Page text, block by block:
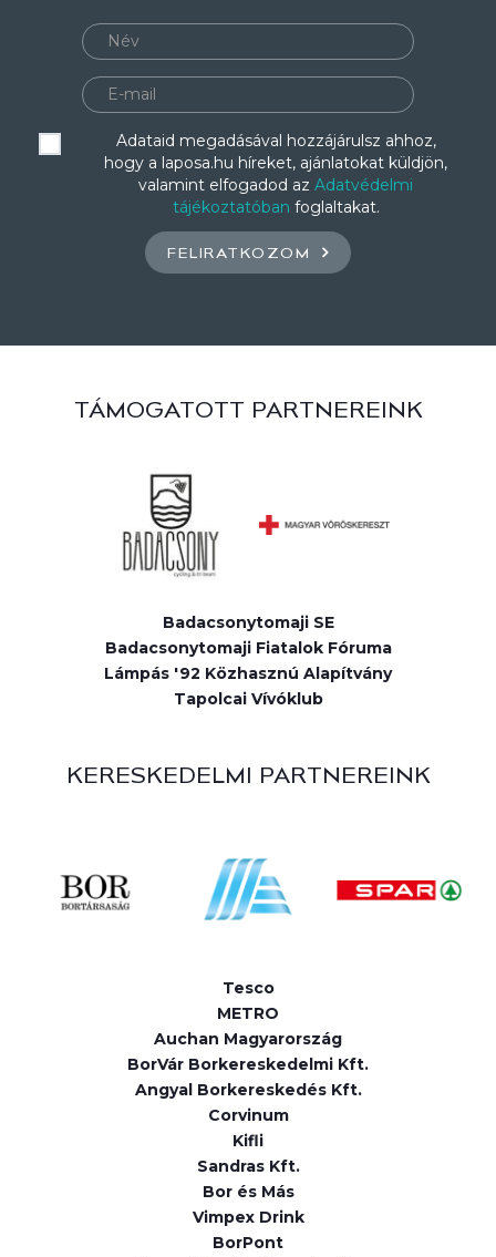
Adataid megadásával hozzájárulsz ahhoz,
hogy a laposa.hu híreket, ajánlatokat küldjön,
valamint elfogadod az Adatvédelmi
tájékoztatóban foglaltakat.
FELIRATKOZOM
TÁMOGATOTT PARTNEREINK
Badacsonytomaji SE
Badacsonytomaji Fiatalok Fóruma
Lámpás '92 Közhasznú Alapítvány
Tapolcai Vívóklub
KERESKEDELMI PARTNEREINK
Tesco
METRO
Auchan Magyarország
BorVár Borkereskedelmi Kft.
Angyal Borkereskedés Kft.
Corvinum
Kifli
Sandras Kft.
Bor és Más
Vimpex Drink
BorPont